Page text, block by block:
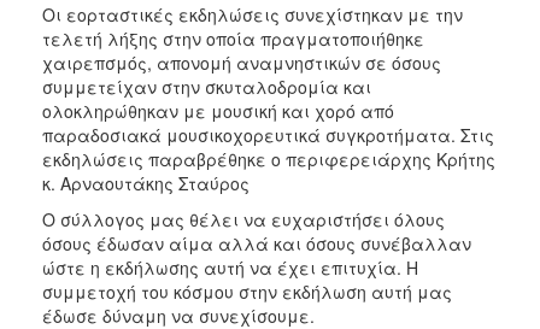
Οι εορταστικές εκδηλώσεις συνεχίστηκαν με την
τελετή λήξης στην οποία πραγματοποιήθηκε
χαιρεπσμός, απονομή αναμνηστικών σε όσους
συμμετείχαν στην σκυταλοδρομία και
ολοκληρώθηκαν με μουσική και χορό από
παραδοσιακά μουσικοχορευτικά συγκροτήματα. Στις
εκδηλώσεις παραβρέθηκε ο περιφερειάρχης Κρήτης
κ. Αρναουτάκης Σταύρος
Ο σύλλογος μας θέλει να ευχαριστήσει όλους
όσους έδωσαν αίμα αλλά και όσους συνέβαλλαν
ώστε η εκδήλωσης αυτή να έχει επιτυχία. Η
συμμετοχή του κόσμου στην εκδήλωση αυτή μας
έδωσε δύναμη να συνεχίσουμε.